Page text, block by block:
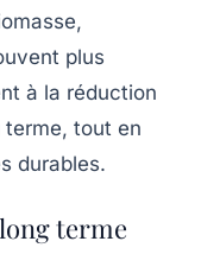
plus
à la réduction
terme, tout en
durables.
terme